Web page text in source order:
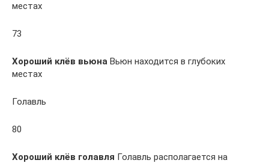
местах
73
Хороший клёв вьюна Вьюн находится в глубоких
местах
Голавль
80
Хороший клёв голавля Голавль располагается на